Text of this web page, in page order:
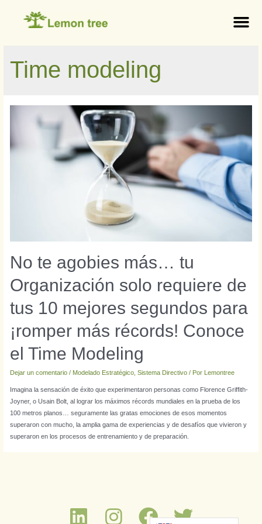
Time modeling
No te agobies más… tu
Organización solo requiere de
tus 10 mejores segundos para
¡romper más récords! Conoce
el Time Modeling
Dejar un comentario / Modelado Estratégico, Sistema Directivo/ Por Lemontree
Imagina la sensación de éxito que experimentaron personas como Florence Griffith-
Joyner, o Usain Bolt, al lograr los máximos récords mundiales en la prueba de los
100 metros planos… seguramente las gratas emociones de esos momentos
superaron con mucho, la amplia gama de experiencias y de desafíos que vivieron y
superaron en los procesos de entrenamiento y de preparación.